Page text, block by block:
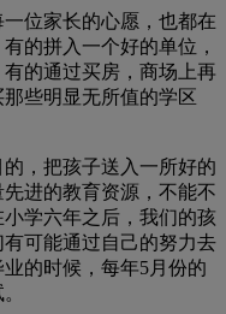
位家长的心愿，也都在
的拼入一个好的单位，
的通过买房，商场上再
些明显无所值的学区
，把孩子送入一所好的
进的教育资源，不能不
学六年之后，我们的孩
可能通过自己的努力去
的时候，每年5月份的